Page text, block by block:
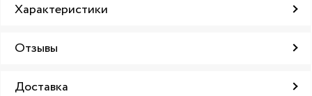
Характеристики
Отзывы
Доставка